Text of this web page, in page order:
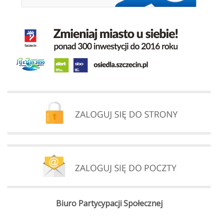
Biuro Partycypacji Społecznej